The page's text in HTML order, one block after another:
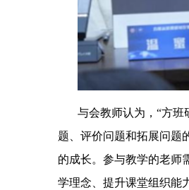
与会教师认为，“方班
题、评价问题和拓展问题
的成长。参与教学的老师
学理念、提升课堂组织能